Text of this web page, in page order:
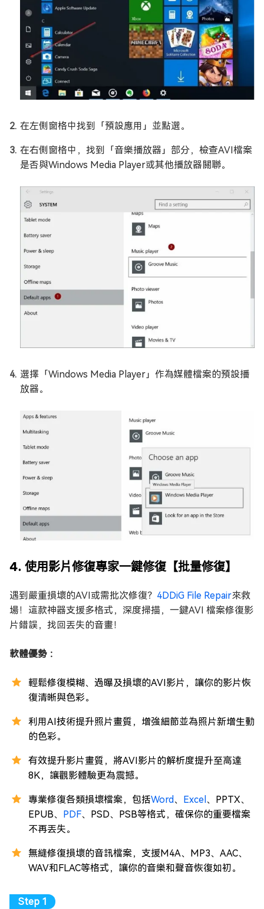
在左側窗格中找到「預設應用」並點選。
在右側窗格中，找到「音樂播放器」部分，檢查AVI檔案
是否與Windows Media Player或其他播放器關聯。
選擇「Windows Media Player」作為媒體檔案的預設播
放器。
4. 使用影片修復專家一鍵修復【批量修復】
遇到嚴重損壞的AVI或需批次修復？ 4DDiG File Repair來救
場！這款神器支援多格式，深度掃描，一鍵AVI 檔案修復影
片錯誤，找回丟失的音畫！
軟體優勢 ：
輕鬆修復模糊、過曝及損壞的AVI影片，讓你的影片恢
復清晰與色彩。
利用AI技術提升照片畫質，增強細節並為照片新增生動
的色彩。
有效提升影片畫質，將AVI影片的解析度提升至高達
8K，讓觀影體驗更為震撼。
專業修復各類損壞檔案，包括Word、 Excel 、PPTX、
EPUB、 PDF、PSD、PSB等格式，確保你的重要檔案
不再丟失。
無縫修復損壞的音訊檔案，支援M4A、MP3、AAC、
WAV和FLAC等格式，讓你的音樂和聲音恢復如初。